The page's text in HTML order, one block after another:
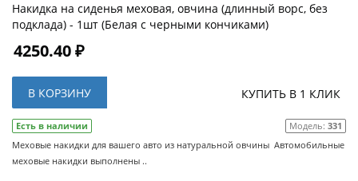
Накидка на сиденья меховая, овчина (длинный ворс, без
подклада) - 1шт (Белая с черными кончиками)
4250.40 ₽
В КОРЗИНУ КУПИТЬ В 1 КЛИК
Есть в наличии Модель: 331
Меховые накидки для вашего авто из натуральной овчины Автомобильные
меховые накидки выполнены ..